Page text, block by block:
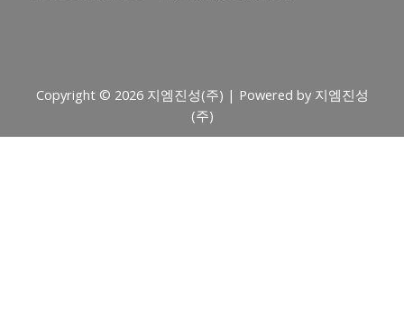
Copyright © 2026 지엠진성(주) | Powered by 지엠진성
(주)